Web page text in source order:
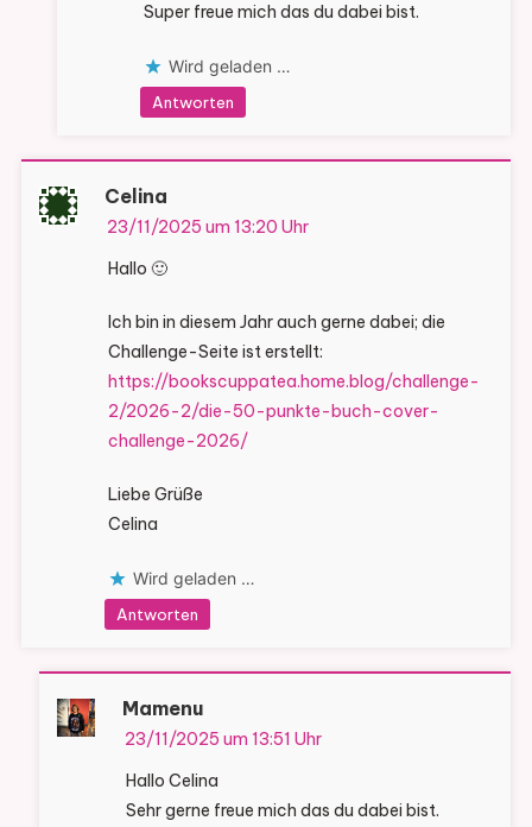
Super freue mich das du dabei bist.
Wird geladen …
Antworten
Celina
23/11/2025 um 13:20 Uhr
Hallo 🙂
Ich bin in diesem Jahr auch gerne dabei; die
Challenge-Seite ist erstellt:
https://bookscuppatea.home.blog/challenge-
2/2026-2/die-50-punkte-buch-cover-
challenge-2026/
Liebe Grüße
Celina
Wird geladen …
Antworten
Mamenu
23/11/2025 um 13:51 Uhr
Hallo Celina
Sehr gerne freue mich das du dabei bist.